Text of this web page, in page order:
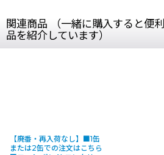
関連商品 （一緒に購入すると便
品を紹介しています）
【廃番・再入荷なし】■1缶
または2缶での注文はこちら